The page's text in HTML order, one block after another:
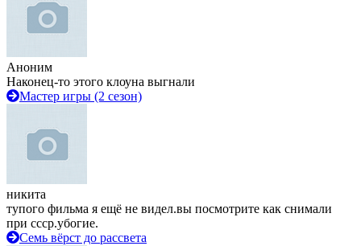
Аноним
Наконец-то этого клоуна выгнали
Мастер игры (2 сезон)
никита
тупого фильма я ещё не видел.вы посмотрите как снимали
при ссср.убогие.
Семь вёрст до рассвета